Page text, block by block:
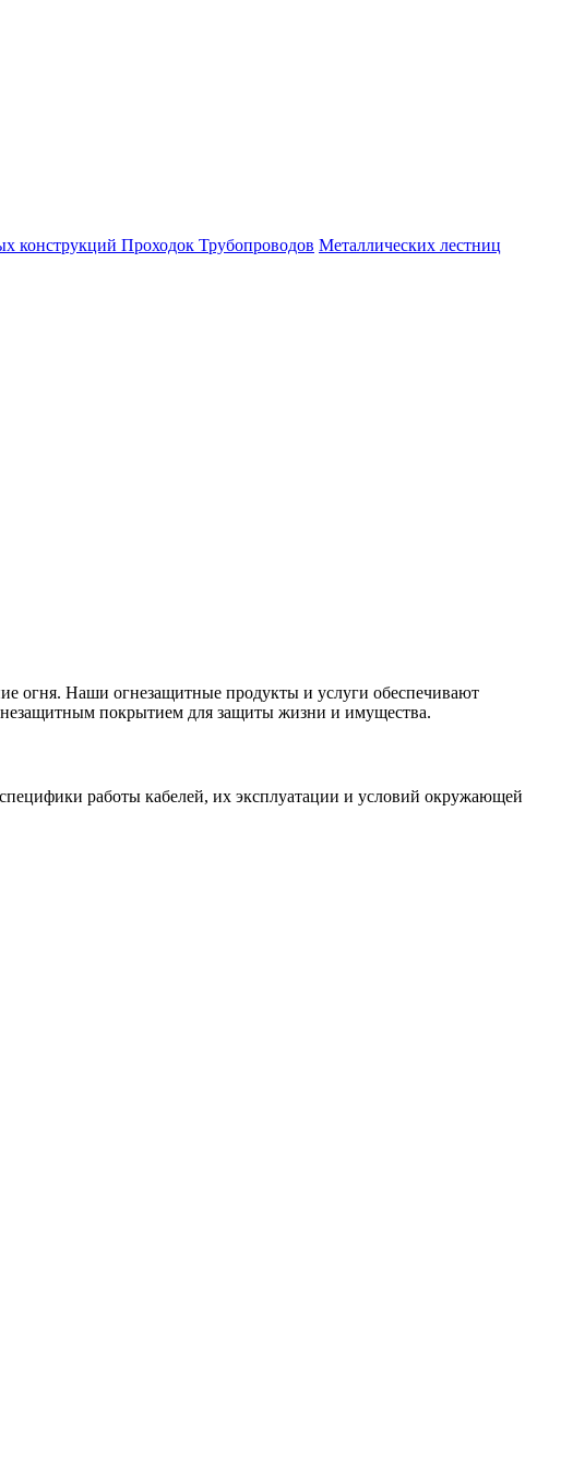
конструкций Проходок Трубопроводов Металлических лестниц
огня. Наши огнезащитные продукты и услуги обеспечивают
покрытием для защиты жизни и имущества.
работы кабелей, их эксплуатации и условий окружающей